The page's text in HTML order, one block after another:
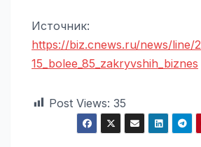
Источник:
https://biz.cnews.ru/news/line/
15_bolee_85_zakryvshih_biznes
Post Views: 35